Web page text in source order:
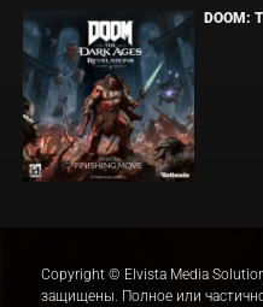
DOOM:
Copyright © Elvista Media
защищены. Полное или